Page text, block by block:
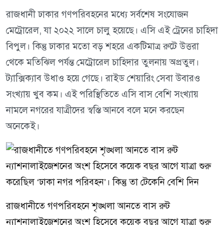
রাজধানী ঢাকার গণপরিবহনের মধ্যে সর্বশেষ সংযোজন
মেট্রোরেল, যা ২০২২ সালে চালু হয়েছে। এসি এই ট্রেনের চাহিদা
বিপুল। কিন্তু ঢাকার মতো বড় শহরে একটিমাত্র রুটে উত্তরা
থেকে মতিঝিল পর্যন্ত মেট্রোরেল চাহিদার তুলনায় অপ্রতুল।
ট্যাক্সিক্যাব উধাও হয়ে গেছে। রাইড শেয়ারিং সেবা উবারও
সংখ্যায় খুব কম। এই পরিস্থিতিতে এসি বাস বেশি সংখ্যায়
নামলে নগরের যাত্রীদের স্বস্তি আনবে বলে মনে করছেন
অনেকেই।
রাজধানীতে গণপরিবহনে শৃঙ্খলা আনতে বাস রুট
ন্যাশনালাইজেশনের অংশ হিসেবে কয়েক বছর আগে যাত্রা শুরু